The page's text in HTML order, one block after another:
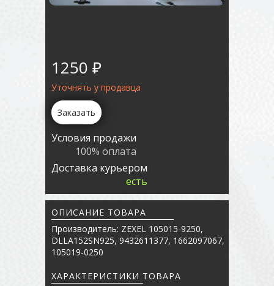
1250 ₽
Уточнять у продавца
Заказать
Условия продажи
100% оплата
Доставка курьером
есть
ОПИСАНИЕ ТОВАРА
Производитель: ZEXEL 105015-9250,
DLLA152SN925, 9432611377, 1662097067,
105019-0250
ХАРАКТЕРИСТИКИ ТОВАРА